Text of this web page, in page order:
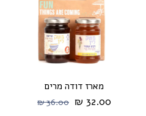
מארז דודה מרים
32.00 ₪
36.00 ₪